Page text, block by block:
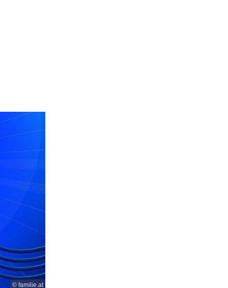
© familie.at